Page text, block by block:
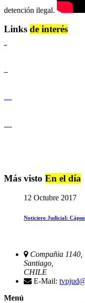
detención ilegal.
Links de interés
Más visto En el día
12 Octubre 2017
Noticiero Judicial:
Compañia 1140,
Santiago,
CHILE
E-Mail:
Menú